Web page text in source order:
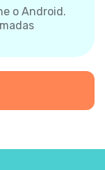
o Android.